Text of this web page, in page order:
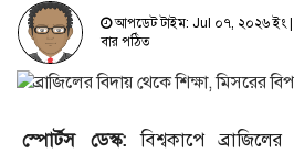
আপডেট টাইম: Jul ০৭, ২০২৬ ইং |
বার পঠিত
স্পোর্টস ডেস্ক:বিশ্বকাপে